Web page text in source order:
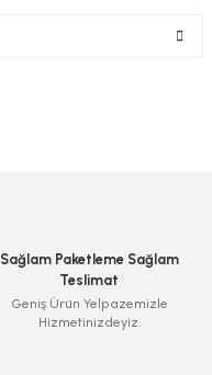
Sağlam Paketleme Sağlam
Teslimat
Geniş Ürün Yelpazemizle
Hizmetinizdeyiz.